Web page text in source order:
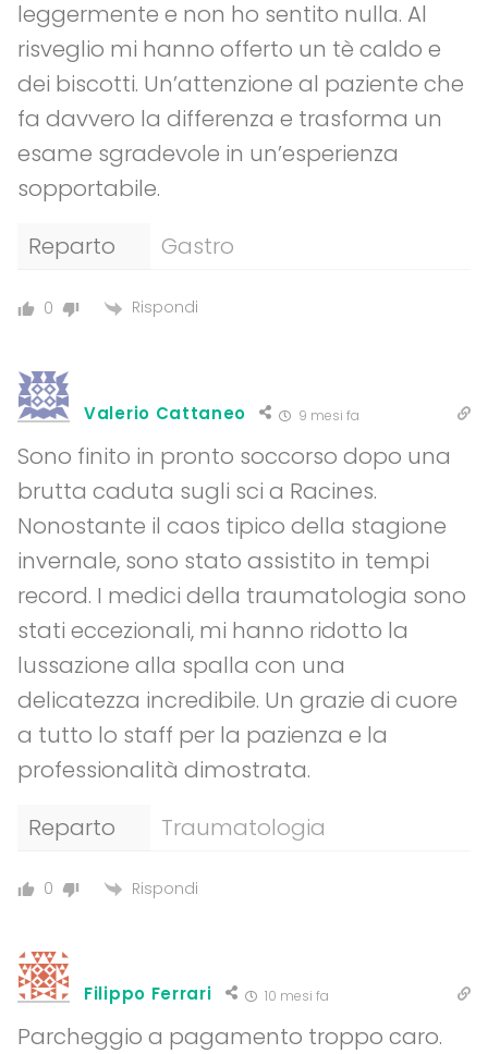
leggermente e non ho sentito nulla. Al
risveglio mi hanno offerto un tè caldo e
dei biscotti. Un’attenzione al paziente che
fa davvero la differenza e trasforma un
esame sgradevole in un’esperienza
sopportabile.
Reparto
Gastro
0 Rispondi
Valerio Cattaneo 9 mesi fa
Sono finito in pronto soccorso dopo una
brutta caduta sugli sci a Racines.
Nonostante il caos tipico della stagione
invernale, sono stato assistito in tempi
record. I medici della traumatologia sono
stati eccezionali, mi hanno ridotto la
lussazione alla spalla con una
delicatezza incredibile. Un grazie di cuore
a tutto lo staff per la pazienza e la
professionalità dimostrata.
Reparto
Traumatologia
0 Rispondi
Filippo Ferrari 10 mesi fa
Parcheggio a pagamento troppo caro.